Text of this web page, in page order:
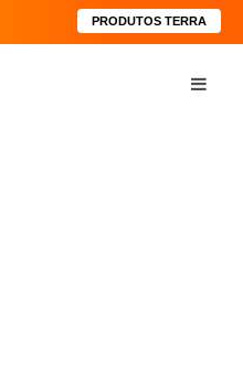
PRODUTOS TERRA